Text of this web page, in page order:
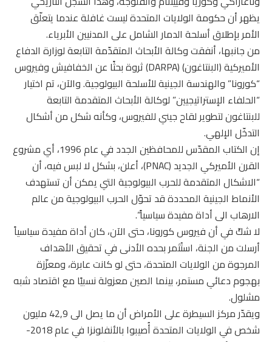
يظهر أن حكومة الولايات المتحدة ليست غافلة عندما يتعلّق
الأمر بإطلاق أسلحة الدمار الشامل على المدنيين الأبرياء.
من جانبها، أنفقت وكالة الأبحاث المتقدّمة التابعة لوزارة الدفاع
الأميركية (البنتاغون) (DARPA) ثروة بحثًا عن الخفافيش وفيروس
“كورونا” والهندسة الجينية للأسلحة البيولوجية. والآن، تم اختيار
“الحلفاء الإستراتيجيين” لوكالة الأبحاث المتقدمة التابعة
للبنتاغون لتطوير لقاح جيني للفيروس، وكأنه شكل من أشكال
التدخّل الإلهي.
إن الكتاب المقدّس للمحافظين الجدد في عام 1996، أي مشروع
القرن الأميركي الجديد (PNAC)، أعلن، بشكل لا لبس فيه، أن
“الاشكال المتقدمة للحرب البيولوجية التي يمكن أن تستهدف
الأنماط الجينية المحددة قد تحوّل الحرب البيولوجية من عالم
الارهاب الى أداة مفيدة سياسياً”.
لا شكّ في أن فيروس كورونا، حتى الآن، كان أداة مفيدة سياسياً
أرسلت من الجنة، استُثمر بحده الأدنى في تحقيق الأهداف
المرجوة من الولايات المتحدة، حتى لو كانت عابرة، ومعزّزة
بهجوم دعائي مستمر، بينما الصين معزولة نسبيًا مع اقتصاد شبه
مشلول.
ويقدّر مركز السيطرة على الأمراض أن ما يصل الى 42,9 مليون
شخص في الولايات المتحدة أُصيبوا بالأنفلونزا في عام 2018-